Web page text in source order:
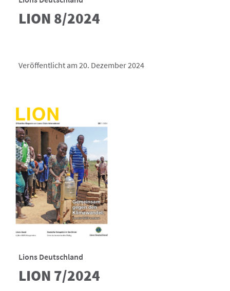
LION 8/2024
Veröffentlicht am 20. Dezember 2024
Lions Deutschland
LION 7/2024